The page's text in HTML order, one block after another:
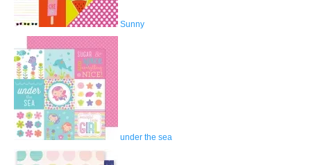
Sunny
under the sea